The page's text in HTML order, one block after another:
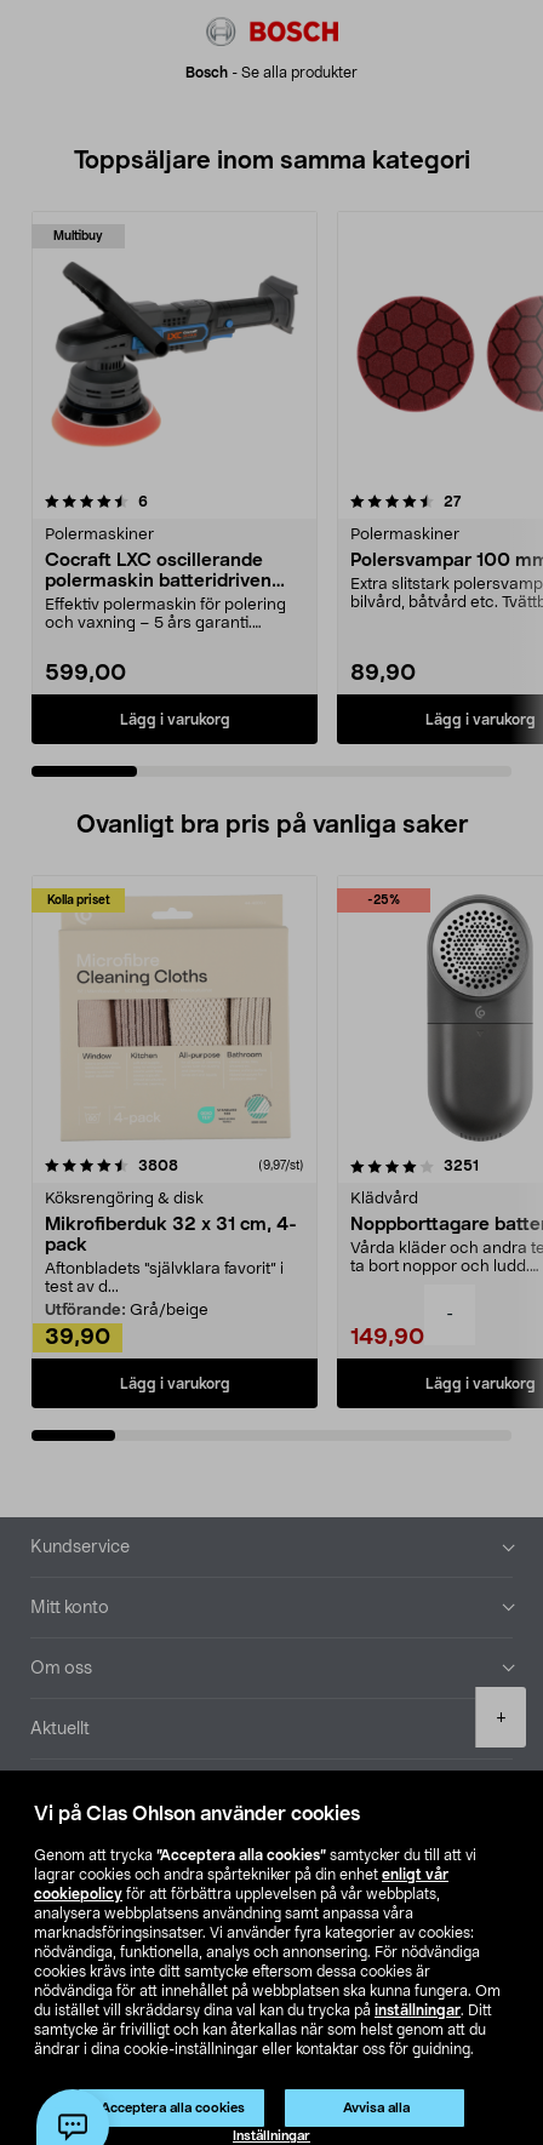
Vi på Clas Ohlson använder cookies
Genom att trycka ”Acceptera alla cookies” samtycker du till att vi
lagrar cookies och andra spårtekniker på din enhet enligt vår
cookiepolicy för att förbättra upplevelsen på vår webbplats,
analysera webbplatsens användning samt anpassa våra
marknadsföringsinsatser. Vi använder fyra kategorier av cookies:
nödvändiga, funktionella, analys och annonsering. För nödvändiga
cookies krävs inte ditt samtycke eftersom dessa cookies är
nödvändiga för att innehållet på webbplatsen ska kunna fungera. Om
du istället vill skräddarsy dina val kan du trycka på inställningar. Ditt
samtycke är frivilligt och kan återkallas när som helst genom att du
ändrar i dina cookie-inställningar eller kontaktar oss för guidning.
Acceptera alla cookies Avvisa alla
Inställningar
-
+
Bosch - Se alla produkter
Toppsäljare inom samma kategori
Multibuy
6recensioner
Polermaskiner
Cocraft LXC oscillerande
polermaskin batteridriven
P18-BL
Effektiv polermaskin för polering
och vaxning – 5 års garanti.
599,00
Lägg i varukorg
4.5 av 5 stjärnor 27recensioner
Polermaskiner
Polersvampar 100
Extra slitstark
bilvård, båtvård etc.
89,90
Lägg i varukorg
4.0 av 5 stjärnor
Ovanligt bra pris på vanliga saker
Kolla priset
3808recensioner (9,97/st)
Köksrengöring & disk
Mikrofiberduk 32 x 31 cm, 4-
pack
Aftonbladets "självklara favorit” i
test av d...
Utförande: Grå/beige
39,90
Lägg i varukorg
-25%
4.0av 5 stjärnor 3251
Klädvård
Noppborttagare
Vårda kläder och andra
ta bort noppor och ludd.
149,90
Lägg i varukorg
4.5av 5 stjärnor
Sidfot
Kundservice
Mitt konto
Om oss
Aktuellt
Hitta butik
SE NO FI
Ändra till priser exklusive moms